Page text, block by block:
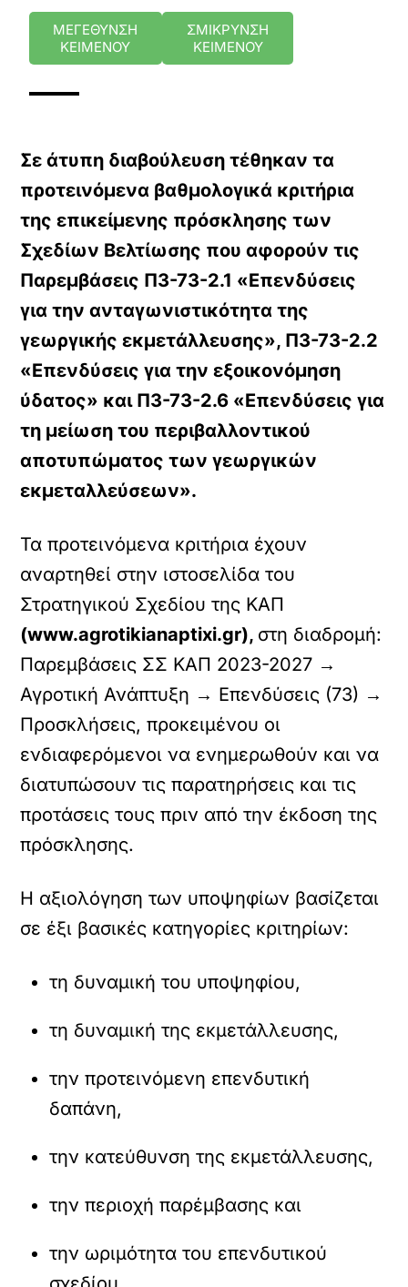
ΜΕΓΕΘΥΝΣΗ
ΚΕΙΜΕΝΟΥ
ΣΜΙΚΡΥΝΣΗ
ΚΕΙΜΕΝΟΥ
Σε άτυπη διαβούλευση τέθηκαν τα
προτεινόμενα βαθμολογικά κριτήρια
της επικείμενης πρόσκλησης των
Σχεδίων Βελτίωσης που αφορούν τις
Παρεμβάσεις Π3-73-2.1 «Επενδύσεις
για την ανταγωνιστικότητα της
γεωργικής εκμετάλλευσης», Π3-73-2.2
«Επενδύσεις για την εξοικονόμηση
ύδατος» και Π3-73-2.6 «Επενδύσεις για
τη μείωση του περιβαλλοντικού
αποτυπώματος των γεωργικών
εκμεταλλεύσεων».
Τα προτεινόμενα κριτήρια έχουν
αναρτηθεί στην ιστοσελίδα του
Στρατηγικού Σχεδίου της ΚΑΠ
(www.agrotikianaptixi.gr), στη διαδρομή:
Παρεμβάσεις ΣΣ ΚΑΠ 2023-2027 →
Αγροτική Ανάπτυξη → Επενδύσεις (73) →
Προσκλήσεις, προκειμένου οι
ενδιαφερόμενοι να ενημερωθούν και να
διατυπώσουν τις παρατηρήσεις και τις
προτάσεις τους πριν από την έκδοση της
πρόσκλησης.
Η αξιολόγηση των υποψηφίων βασίζεται
σε έξι βασικές κατηγορίες κριτηρίων:
τη δυναμική του υποψηφίου,
τη δυναμική της εκμετάλλευσης,
την προτεινόμενη επενδυτική
δαπάνη,
την κατεύθυνση της εκμετάλλευσης,
την περιοχή παρέμβασης και
την ωριμότητα του επενδυτικού